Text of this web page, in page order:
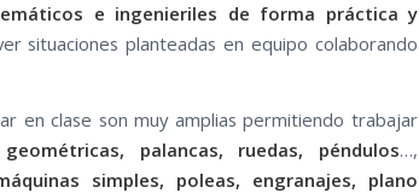
e ingenieriles de forma práctica y
situaciones planteadas en equipo colaborando
en clase son muy amplias permitiendo trabajar
geométricas, palancas, ruedas, péndulos…,
simples, poleas, engranajes, plano